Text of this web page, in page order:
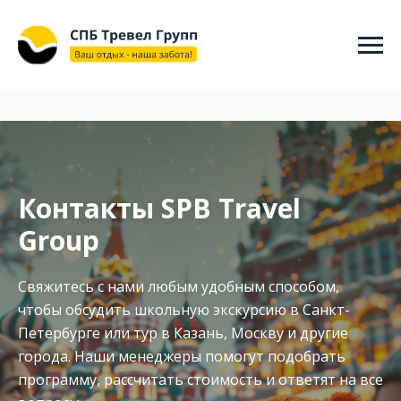
"СПБ ТРЕВЕЛ ГРУПП", "url": "https://spbtravelgroup.ru/",
"potentialAction": { "@type": "SearchAction", "target":
"https://spbtravelgroup.ru/search?q={search_term_string}", "query-
Контакты SPB Travel
Group
Свяжитесь с нами любым удобным способом,
чтобы обсудить школьную экскурсию в Санкт-
Петербурге или тур в Казань, Москву и другие
города. Наши менеджеры помогут подобрать
программу, рассчитать стоимость и ответят на все